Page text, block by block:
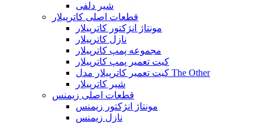
شیر دلفی
قطعات اصلی کاترپیلار
مونتاژ انژکتور کاترپیلار
نازل کاترپیلار
مجموعه پمپ کاترپیلار
کیت تعمیر پمپ کاترپیلار
کیت تعمیر کاترپیلار مدل The Other
شیر کاترپیلار
قطعات اصلی زیمنس
مونتاژ انژکتور زیمنس
نازل زیمنس